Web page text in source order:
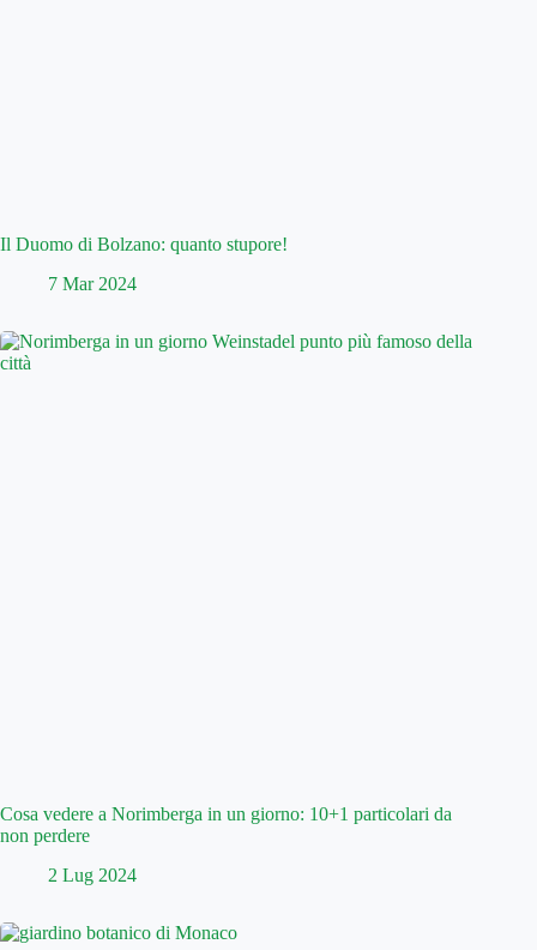
Il Duomo di Bolzano: quanto stupore!
7 Mar 2024
Cosa vedere a Norimberga in un giorno: 10+1 particolari da
non perdere
2 Lug 2024